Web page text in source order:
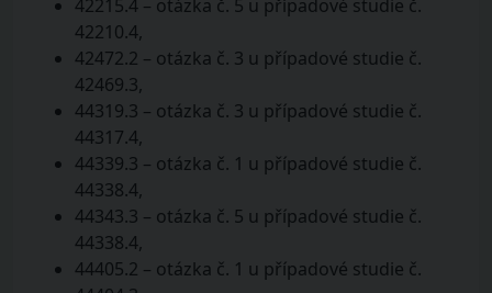
42215.4 – otázka č. 5 u případové studie č.
42210.4,
42472.2 – otázka č. 3 u případové studie č.
42469.3,
44319.3 – otázka č. 3 u případové studie č.
44317.4,
44339.3 – otázka č. 1 u případové studie č.
44338.4,
44343.3 – otázka č. 5 u případové studie č.
44338.4,
44405.2 – otázka č. 1 u případové studie č.